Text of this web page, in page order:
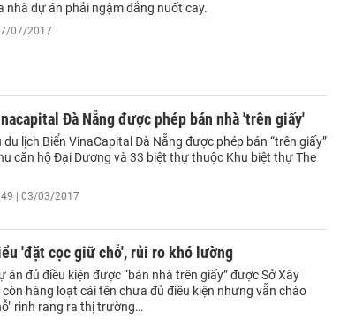
nhà dự án phải ngậm đắng nuốt cay.
07/2017
Đà Nẵng được phép bán nhà 'trên giấy'
du lịch Biển VinaCapital Đà Nẵng được phép bán “trên giấy”
căn hộ Đại Dương và 33 biệt thự thuộc Khu biệt thự The
| 03/03/2017
'đặt cọc giữ chỗ', rủi ro khó lường
án đủ điều kiện được “bán nhà trên giấy” được Sở Xây
hàng loạt cái tên chưa đủ điều kiện nhưng vẫn chào
rình rang ra thị trường…